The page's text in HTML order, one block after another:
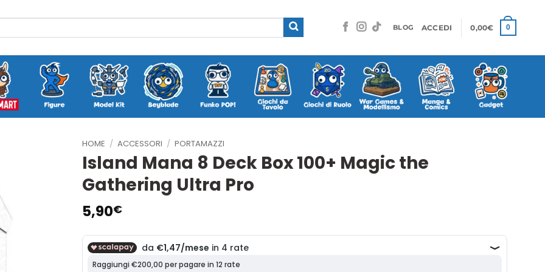
BLOG ACCEDI 0,00€ 0
HOME / ACCESSORI / PORTAMAZZI
Island Mana 8 Deck Box 100+ Magic the
Gathering Ultra Pro
5,90€